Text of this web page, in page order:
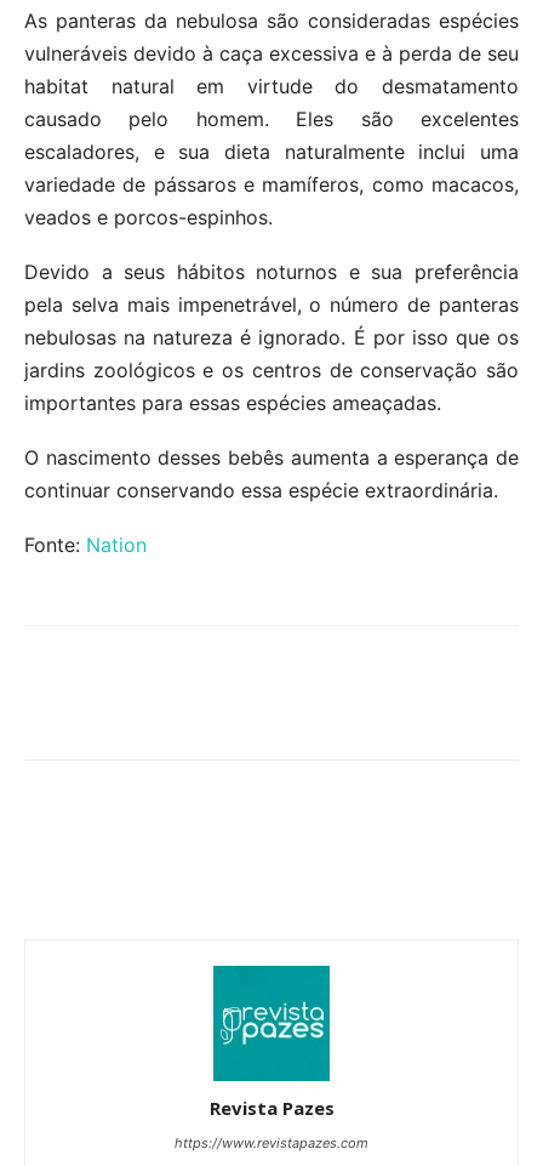
As panteras da nebulosa são consideradas espécies
vulneráveis ​​devido à caça excessiva e à perda de seu
habitat natural em virtude do desmatamento
causado pelo homem. Eles são excelentes
escaladores, e sua dieta naturalmente inclui uma
variedade de pássaros e mamíferos, como macacos,
veados e porcos-espinhos.
Devido a seus hábitos noturnos e sua preferência
pela selva mais impenetrável, o número de panteras
nebulosas na natureza é ignorado. É por isso que os
jardins zoológicos e os centros de conservação são
importantes para essas espécies ameaçadas.
O nascimento desses bebês aumenta a esperança de
continuar conservando essa espécie extraordinária.
Fonte: Nation
Revista Pazes
https://www.revistapazes.com